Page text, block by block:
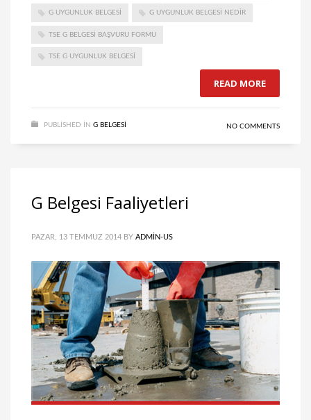
G UYGUNLUK BELGESI G UYGUNLUK BELGESI NEDIR
TSE G BELGESI BAŞVURU FORMU
TSE G UYGUNLUK BELGESI
READ MORE
PUBLISHED IN G BELGESI NO COMMENTS
G Belgesi Faaliyetleri
PAZAR, 13 TEMMUZ 2014 BY ADMIN-US